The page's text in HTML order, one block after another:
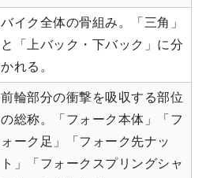
バイク全体の骨組み。「三角」
と「上バック・下バック」に分
かれる。
前輪部分の衝撃を吸収する部位
の総称。「フォーク本体」「フ
ォーク足」「フォーク先ナッ
ト」「フォークスプリングシャ